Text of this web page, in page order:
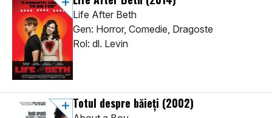
Life After Beth
Gen: Horror, Comedie, Dragoste
Rol: dl. Levin
Totul despre băieți (2002)